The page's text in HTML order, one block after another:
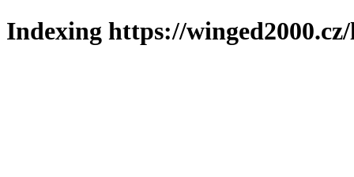
Indexing https://